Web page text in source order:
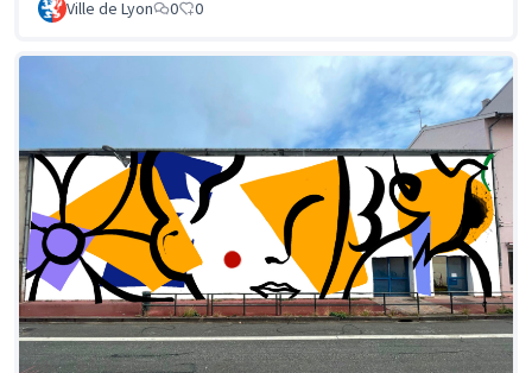
Ville de Lyon 0 0